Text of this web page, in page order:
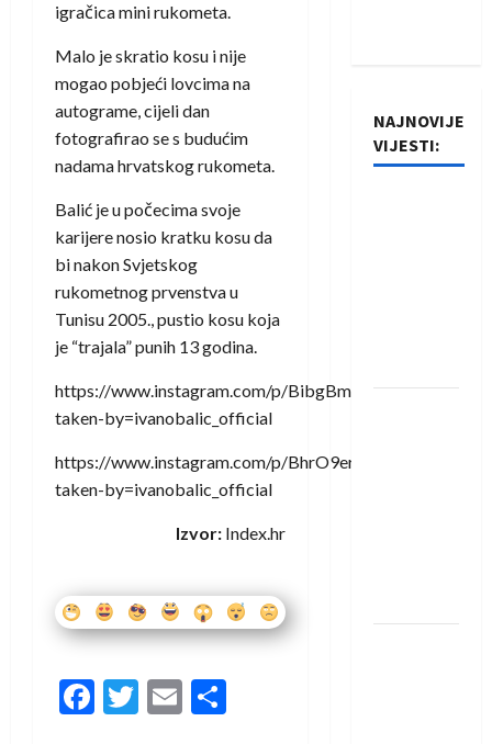
igračica mini rukometa.
Malo je skratio kosu i nije
mogao pobjeći lovcima na
autograme, cijeli dan
fotografirao se s budućim
nadama hrvatskog rukometa.
Balić je u počecima svoje
karijere nosio kratku kosu da
bi nakon Svjetskog
rukometnog prvenstva u
Tunisu 2005., pustio kosu koja
je “trajala” punih 13 godina.
https://www.instagram.com/p/BibgBmiliGj/?
taken-by=ivanobalic_official
https://www.instagram.com/p/BhrO9erlLiK/?
taken-by=ivanobalic_official
Izvor: Index.hr
Facebook
Twitter
Email
NAJNOVIJE
VIJESTI: